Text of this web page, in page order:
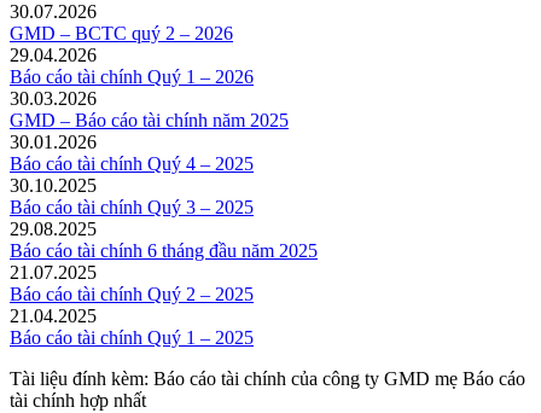
30.07.2026
GMD – BCTC quý 2 – 2026
29.04.2026
Báo cáo tài chính Quý 1 – 2026
30.03.2026
GMD – Báo cáo tài chính năm 2025
30.01.2026
Báo cáo tài chính Quý 4 – 2025
30.10.2025
Báo cáo tài chính Quý 3 – 2025
29.08.2025
Báo cáo tài chính 6 tháng đầu năm 2025
21.07.2025
Báo cáo tài chính Quý 2 – 2025
21.04.2025
Báo cáo tài chính Quý 1 – 2025
Tài liệu đính kèm: Báo cáo tài chính của công ty GMD mẹ Báo cáo
tài chính hợp nhất